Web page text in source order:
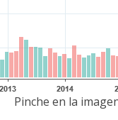
Pinche en la